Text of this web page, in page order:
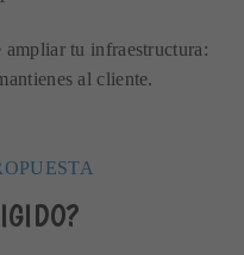
tu infraestructura:
al cliente.